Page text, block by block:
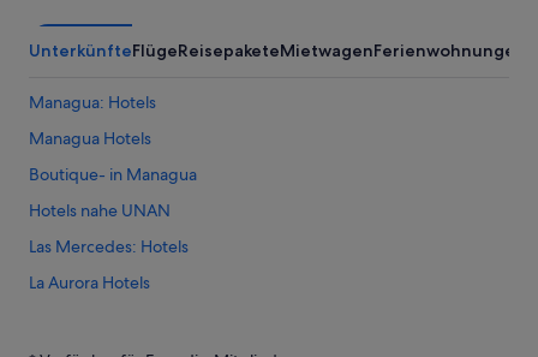
UnterkünfteFlügeReisepaketeMietwagenFerienwohnungen
Managua: Hotels
Managua Hotels
Boutique- in Managua
Hotels nahe UNAN
Las Mercedes: Hotels
La Aurora Hotels